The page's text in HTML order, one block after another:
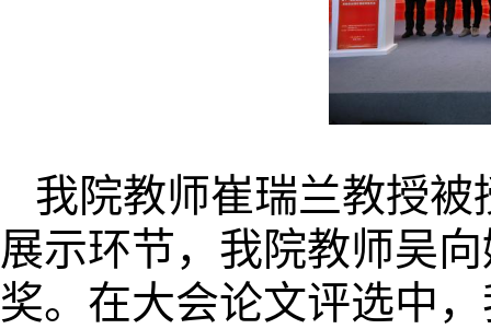
我院教师崔瑞兰教授被
展示环节，我院教师吴
奖。在大会论文评选中